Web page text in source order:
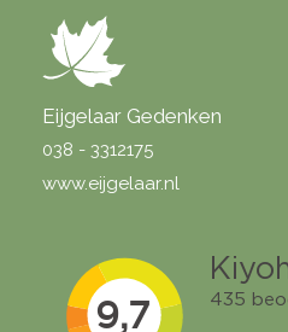
Eijgelaar Gedenken
038 - 3312175
www.eijgelaar.nl